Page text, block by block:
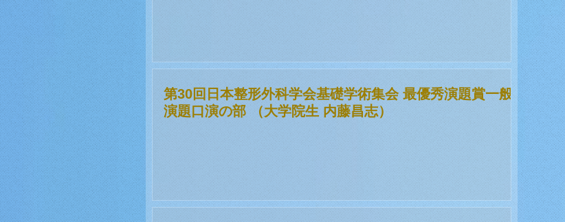
第30回日本整形外科学会基礎学術集会 最優秀演題賞一般
演題口演の部 （大学院生 内藤昌志）